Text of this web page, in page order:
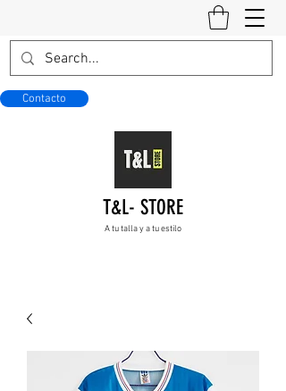
Contacto
T&L- STORE
A tu talla y a tu estilo